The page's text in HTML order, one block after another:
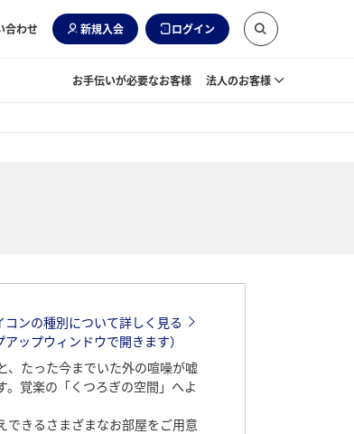
合わせ 新規入会 ログイン
お手伝いが必要なお客様 法人のお客様
コンの種別について詳しく見る
アップウィンドウで開きます）
、たった今までいた外の喧噪が嘘
覚楽の「くつろぎの空間」へよ
できるさまざまなお部屋をご用意